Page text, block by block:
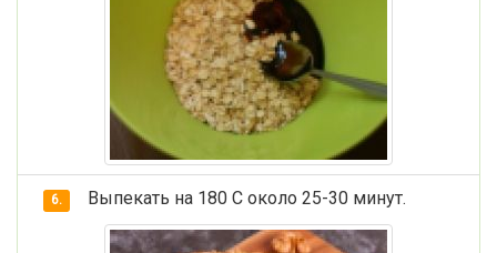
6. Выпекать на 180 С около 25-30 минут.